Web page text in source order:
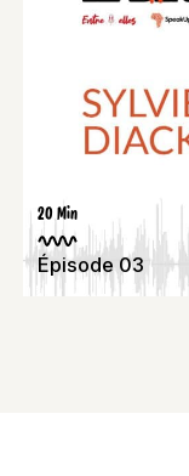
20 Min
Épisode 03